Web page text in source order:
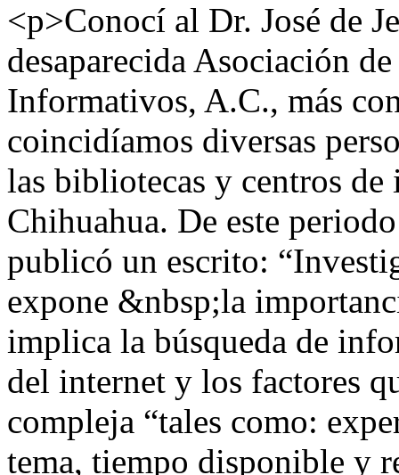
<p>Conocí al Dr. José de
desaparecida Asociación
Informativos, A.C., más
coincidíamos diversas
las bibliotecas y centros
Chihuahua. De este
publicó un escrito:
expone &nbsp;la
implica la búsqueda de
del internet y los factores
compleja “tales como:
tema, tiempo disponible y